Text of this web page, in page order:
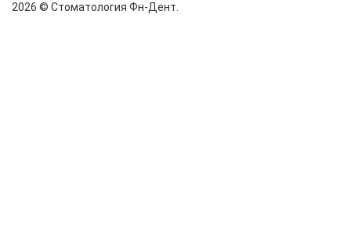
2026 © Стоматология Фн-Дент.